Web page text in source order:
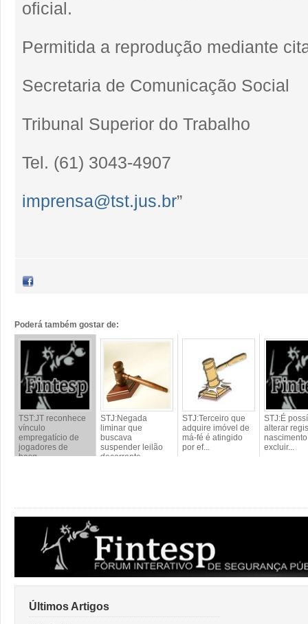
oficial.
Permitida a reprodução mediante
Secretaria de Comunicação Social
Tribunal Superior do Trabalho
Tel. (61) 3043-4907
imprensa@tst.jus.br”
Poderá também gostar de:
TST:JT reconhece
vínculo
empregatício de
jogadores de
basq...
STJ:Negada
liminar que
buscava
suspender leilão
decorrente...
STJ:Terceiro que
adquire imóvel de
má-fé é atingido
por ef...
STJ:É
alterar
excluir...
Últimos Artigos